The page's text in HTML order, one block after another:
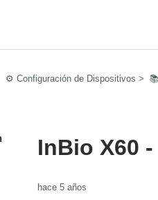
⚙️ Configuración de Dispositivos
InBio X60
hace 5 años